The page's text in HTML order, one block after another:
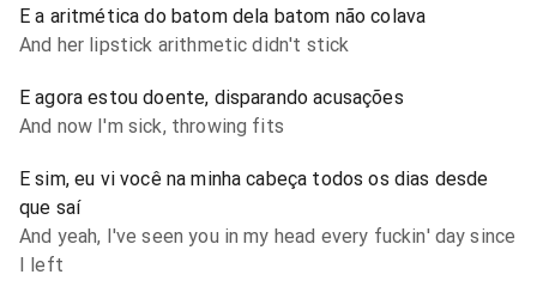
E a aritmética do batom dela batom não colava
And her lipstick arithmetic didn't stick
E agora estou doente, disparando acusações
And now I'm sick, throwing fits
E sim, eu vi você na minha cabeça todos os dias desde
que saí
And yeah, I've seen you in my head every fuckin' day since
I left